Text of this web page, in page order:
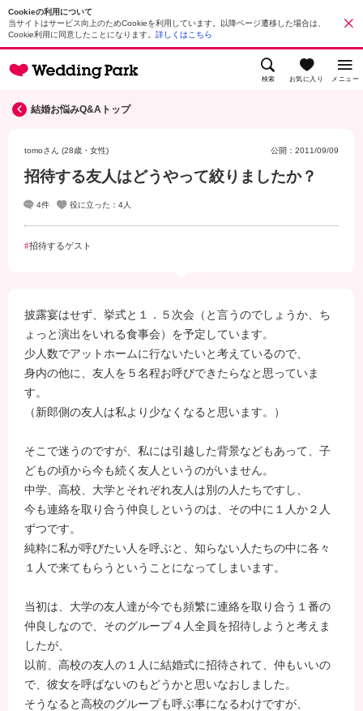
Cookieの利用について
当サイトはサービス向上のためCookieを利用しています。以降ページ遷移した場合は、
Cookie利用に同意したことになります。 詳しくはこちら
検索 お気に入り メニュー
結婚お悩みQ&Aトップ
tomoさん (28歳・女性) 公開：2011/09/09
招待する友人はどうやって絞りましたか？
4件 役に立った： 4人
招待するゲスト
披露宴はせず、挙式と１．５次会（と言うのでしょうか、ち
ょっと演出をいれる食事会）を予定しています。
少人数でアットホームに行ないたいと考えているので、
身内の他に、友人を５名程お呼びできたらなと思っていま
す。
（新郎側の友人は私より少なくなると思います。）
そこで迷うのですが、私には引越した背景などもあって、子
どもの頃から今も続く友人というのがいません。
中学、高校、大学とそれぞれ友人は別の人たちですし、
今も連絡を取り合う仲良しというのは、その中に１人か２人
ずつです。
純粋に私が呼びたい人を呼ぶと、知らない人たちの中に各々
１人で来てもらうということになってしまいます。
当初は、大学の友人達が今でも頻繁に連絡を取り合う１番の
仲良しなので、そのグループ４人全員を招待しようと考えま
したが、
以前、高校の友人の１人に結婚式に招待されて、仲もいいの
で、彼女を呼ばないのもどうかと思いなおしました。
そうなると高校のグループも呼ぶ事になるわけですが、